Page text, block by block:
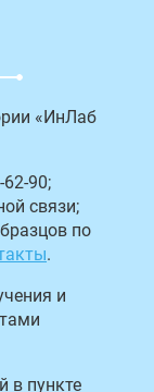
«ИнЛаб
90;
связи;
по
.
и
в пункте